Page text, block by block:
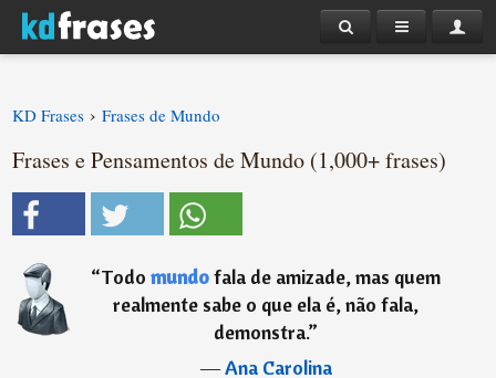
KD Frases › Frases de Mundo
Frases e Pensamentos de Mundo (1,000+ frases)
“Todomundofala de amizade, mas quem
realmente sabe o que ela é, não fala,
demonstra.”
―Ana Carolina